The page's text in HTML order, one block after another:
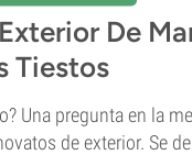
De
Tiestos
Una pregunta en la
de exterior. Se